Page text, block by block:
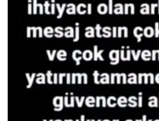
Türkiye'nin Gündemi
Yerel Gündem
Yerel Yaşam
Canlı Yayın